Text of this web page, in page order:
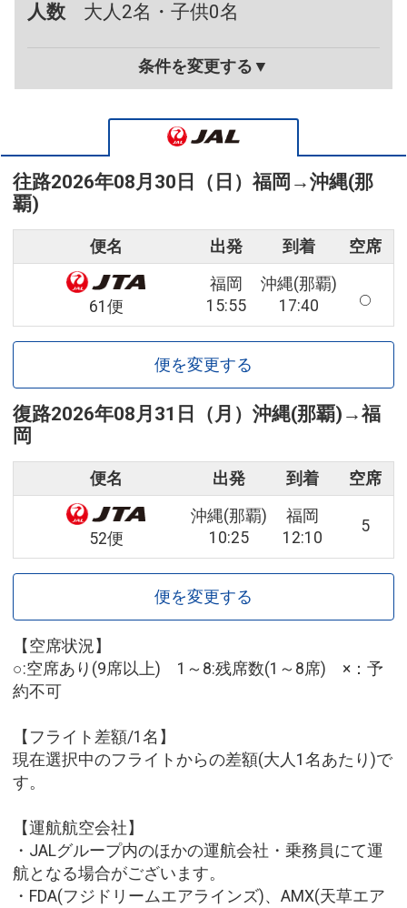
人数
大人2名・子供0名
条件を変更する▼
往路2026年08月30日（日）福岡 →沖縄(那
覇)
便名 出発 到着 空席
61便
福岡
15:55
沖縄(那覇)
17:40
便を変更する
復路2026年08月31日（月） 沖縄(那覇) →福
岡
便名 出発 到着 空席
52便
沖縄(那覇)
10:25
福岡
12:10
5
便を変更する
【空席状況】
○:空席あり(9席以上) 1～8:残席数(1～8席) ×：予
約不可
【フライト差額/1名】
現在選択中のフライトからの差額(大人1名あたり)で
す。
【運航航空会社】
・JALグループ内のほかの運航会社・乗務員にて運
航となる場合がございます。
・FDA(フジドリームエアラインズ)、AMX(天草エア